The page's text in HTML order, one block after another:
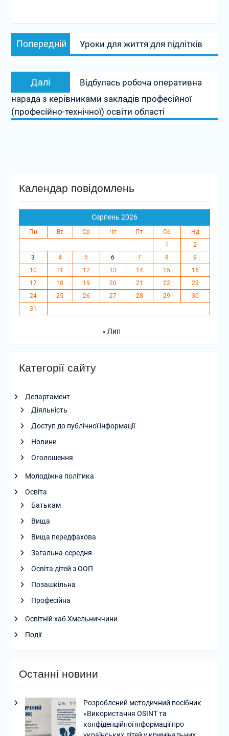
Навігація
записів
Попередній
запис:
Уроки для життя для підлітків
Далі
Наступний
запис:
Відбулась робоча оперативна
нарада з керівниками закладів професійної
(професійно-технічної) освіти області
Календар повідомлень
Серпень 2026
Пн Вт Ср Чт Пт Сб
Нд
1
2
3
4 5 6 7 8
9
10
11 12 13 14 15
16
17
18 19 20 21 22
23
24
25 26 27 28 29
30
31
« Лип
Категорії сайту
Департамент
Діяльність
Доступ до публічної інформації
Новини
Оголошення
Молодіжна політика
Освіта
Батькам
Вища
Вища передфахова
Загальна-середня
Освіта дітей з ООП
Позашкільна
Професійна
Освітній хаб Хмельниччини
Події
Останні новини
Розроблений методичний посібник
«Використання OSINT та
конфіденційної інформації про